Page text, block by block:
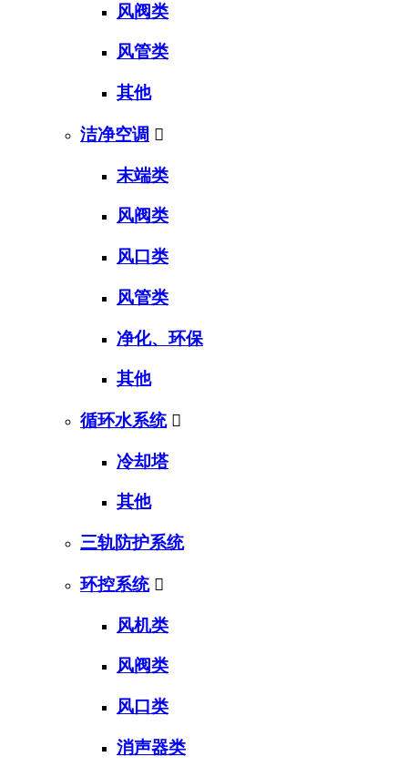
风阀类
风管类
其他
洁净空调 
末端类
风阀类
风口类
风管类
净化、环保
其他
循环水系统 
冷却塔
其他
三轨防护系统
环控系统 
风机类
风阀类
风口类
消声器类